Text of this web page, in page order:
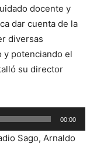
docente y
dar cuenta de la
diversas
y potenciando el
su director
00:00
Sago, Arnaldo